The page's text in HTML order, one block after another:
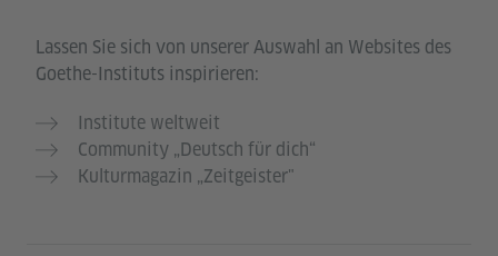
Lassen Sie sich von unserer Auswahl an Websites des
Goethe-Instituts inspirieren:
Institute weltweit
Community „Deutsch für dich“
Kulturmagazin „Zeitgeister"